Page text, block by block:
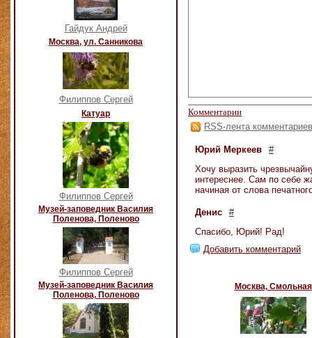
Гайдук Андрей
Москва, ул. Санникова
Филиппов Сергей
Катуар
Филиппов Сергей
Музей-заповедник Василия
Поленова, Поленово
Филиппов Сергей
Музей-заповедник Василия
Поленова, Поленово
Комментарии
RSS-лента комментариев
Юрий Меркеев
#
Хочу выразить
интереснее. Сам по себе
начиная от слова
Денис
#
Спасибо, Юрий! Рад!
Добавить комментарий
Москва, Смольная